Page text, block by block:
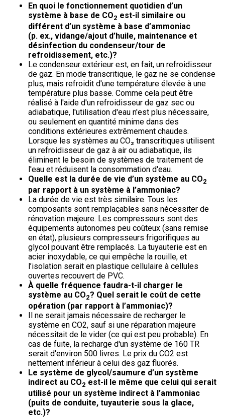
En quoi le fonctionnement quotidien d’un
système à base de CO2 est-il similaire ou
différent d’un système à base d’ammoniac
(p. ex., vidange/ajout d’huile, maintenance et
désinfection du condenseur/tour de
refroidissement, etc.)?
Le condenseur extérieur est, en fait, un refroidisseur
de gaz. En mode transcritique, le gaz ne se condense
plus, mais refroidit d'une température élevée à une
température plus basse. Comme cela peut être
réalisé à l'aide d'un refroidisseur de gaz sec ou
adiabatique, l'utilisation d'eau n'est plus nécessaire,
ou seulement en quantité minime dans des
conditions extérieures extrêmement chaudes.
Lorsque les systèmes au CO₂ transcritiques utilisent
un refroidisseur de gaz à air ou adiabatique, ils
éliminent le besoin de systèmes de traitement de
l'eau et réduisent la consommation d'eau.
Quelle est la durée de vie d’un système au CO2
par rapport à un système à l’ammoniac?
La durée de vie est très similaire. Tous les
composants sont remplaçables sans nécessiter de
rénovation majeure. Les compresseurs sont des
équipements autonomes peu coûteux (sans remise
en état), plusieurs compresseurs frigorifiques au
glycol pouvant être remplacés. La tuyauterie est en
acier inoxydable, ce qui empêche la rouille, et
l’isolation serait en plastique cellulaire à cellules
ouvertes recouvert de PVC.
À quelle fréquence faudra-t-il charger le
système au CO2? Quel serait le coût de cette
opération (par rapport à l’ammoniac)?
Il ne serait jamais nécessaire de recharger le
système en CO2, sauf si une réparation majeure
nécessitait de le vider (ce qui est peu probable). En
cas de fuite, la recharge d'un système de 160 TR
serait d'environ 500 livres. Le prix du CO2 est
nettement inférieur à celui des gaz fluorés.
Le système de glycol/saumure d’un système
indirect au CO2 est-il le même que celui qui serait
utilisé pour un système indirect à l’ammoniac
(puits de conduite, tuyauterie sous la glace,
etc.)?